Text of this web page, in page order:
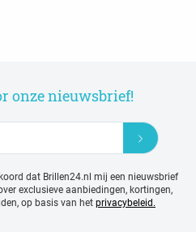
onze nieuwsbrief!
dat Brillen24.nl mij een nieuwsbrief
exclusieve aanbiedingen, kortingen,
op basis van het privacybeleid.